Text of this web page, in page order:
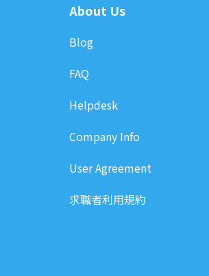
About Us
Blog
FAQ
Helpdesk
Company Info
User Agreement
求職者利用規約